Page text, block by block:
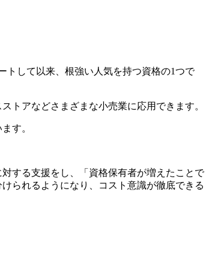
トして以来、根強い人気を持つ資格の1つで
トアなどさまざまな小売業に応用できます。
す。
する支援をし、「資格保有者が増えたことで
られるようになり、コスト意識が徹底できる